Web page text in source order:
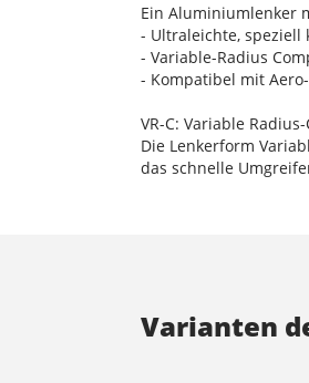
Ein Aluminiumlenker
- Ultraleichte, speziell
- Variable-Radius
- Kompatibel mit
VR-C: Variable
Die Lenkerform
das schnelle
Varianten